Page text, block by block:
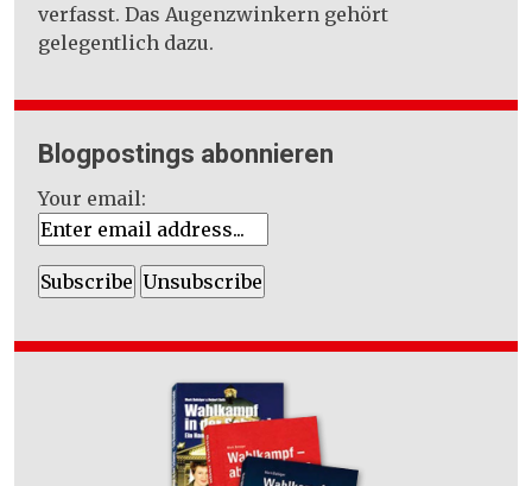
verfasst. Das Augenzwinkern gehört
gelegentlich dazu.
Blogpostings abonnieren
Your email: